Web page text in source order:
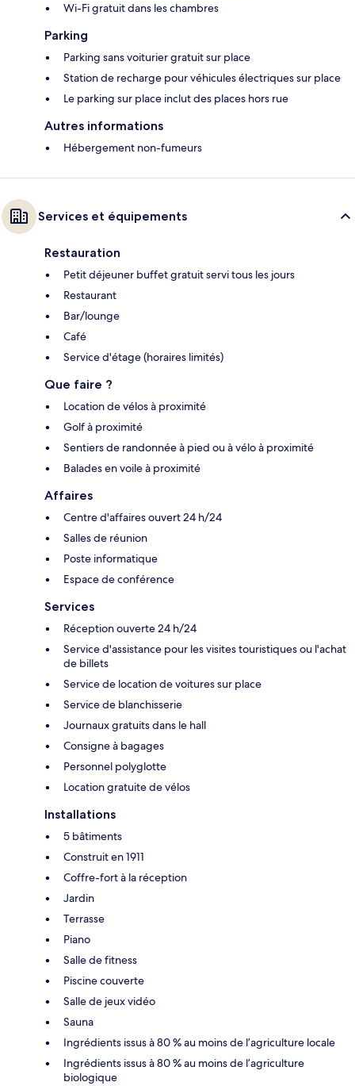
Wi-Fi gratuit dans les chambres
Parking
Parking sans voiturier gratuit sur place
Station de recharge pour véhicules électriques sur place
Le parking sur place inclut des places hors rue
Autres informations
Hébergement non-fumeurs
Services et équipements
Restauration
Petit déjeuner buffet gratuit servi tous les jours
Restaurant
Bar/lounge
Café
Service d'étage (horaires limités)
Que faire ?
Location de vélos à proximité
Golf à proximité
Sentiers de randonnée à pied ou à vélo à proximité
Balades en voile à proximité
Affaires
Centre d'affaires ouvert 24 h/24
Salles de réunion
Poste informatique
Espace de conférence
Services
Réception ouverte 24 h/24
Service d'assistance pour les visites touristiques ou l'achat
de billets
Service de location de voitures sur place
Service de blanchisserie
Journaux gratuits dans le hall
Consigne à bagages
Personnel polyglotte
Location gratuite de vélos
Installations
5 bâtiments
Construit en 1911
Coffre-fort à la réception
Jardin
Terrasse
Piano
Salle de fitness
Piscine couverte
Salle de jeux vidéo
Sauna
Ingrédients issus à 80 % au moins de l’agriculture locale
Ingrédients issus à 80 % au moins de l’agriculture
biologique